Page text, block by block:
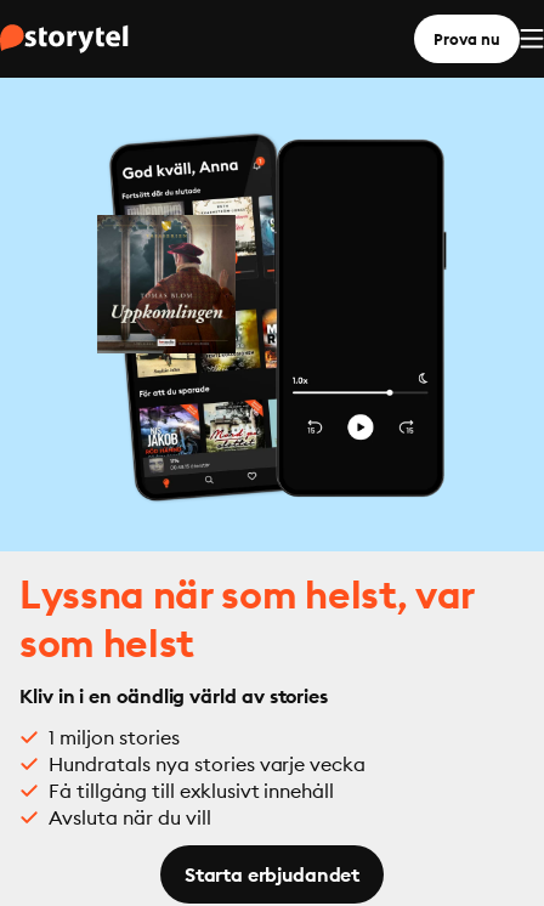
Prova nu
Lyssna när som helst, var
som helst
Kliv in i en oändlig värld av stories
1 miljon stories
Hundratals nya stories varje vecka
Få tillgång till exklusivt innehåll
Avsluta när du vill
Starta erbjudandet